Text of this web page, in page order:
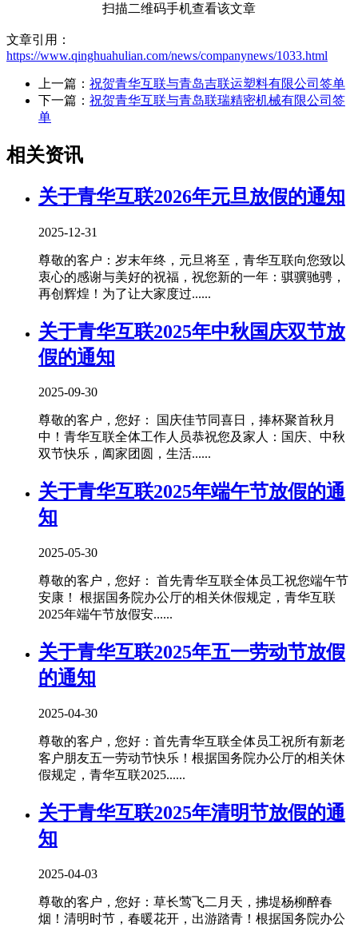
扫描二维码手机查看该文章
文章引用：
https://www.qinghuahulian.com/news/companynews/1033.html
上一篇： 祝贺青华互联与青岛吉联运塑料有限公司签单
下一篇： 祝贺青华互联与青岛联瑞精密机械有限公司签
单
相关资讯
关于青华互联2026年元旦放假的通知
2025-12-31
尊敬的客户：岁末年终，元旦将至，青华互联向您致以
衷心的感谢与美好的祝福，祝您新的一年：骐骥驰骋，
再创辉煌！为了让大家度过......
关于青华互联2025年中秋国庆双节放
假的通知
2025-09-30
尊敬的客户，您好： 国庆佳节同喜日，捧杯聚首秋月
中！青华互联全体工作人员恭祝您及家人：国庆、中秋
双节快乐，阖家团圆，生活......
关于青华互联2025年端午节放假的通
知
2025-05-30
尊敬的客户，您好： 首先青华互联全体员工祝您端午节
安康！ 根据国务院办公厅的相关休假规定，青华互联
2025年端午节放假安......
关于青华互联2025年五一劳动节放假
的通知
2025-04-30
尊敬的客户，您好：首先青华互联全体员工祝所有新老
客户朋友五一劳动节快乐！根据国务院办公厅的相关休
假规定，青华互联2025......
关于青华互联2025年清明节放假的通
知
2025-04-03
尊敬的客户，您好：草长莺飞二月天，拂堤杨柳醉春
烟！清明时节，春暖花开，出游踏青！根据国务院办公